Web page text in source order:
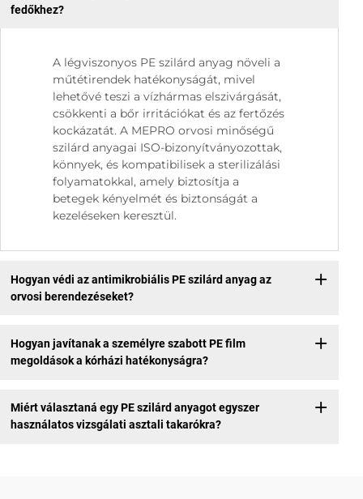
fedőkhez?
A légviszonyos PE szilárd anyag növeli a
műtétirendek hatékonyságát, mivel
lehetővé teszi a vízhármas elszivárgását,
csökkenti a bőr irritációkat és az fertőzés
kockázatát. A MEPRO orvosi minőségű
szilárd anyagai ISO-bizonyítványozottak,
könnyek, és kompatibilisek a sterilizálási
folyamatokkal, amely biztosítja a
betegek kényelmét és biztonságát a
kezeléseken keresztül.
Hogyan védi az antimikrobiális PE szilárd anyag az
orvosi berendezéseket?
Hogyan javítanak a személyre szabott PE film
megoldások a kórházi hatékonyságra?
Miért választaná egy PE szilárd anyagot egyszer
használatos vizsgálati asztali takarókra?